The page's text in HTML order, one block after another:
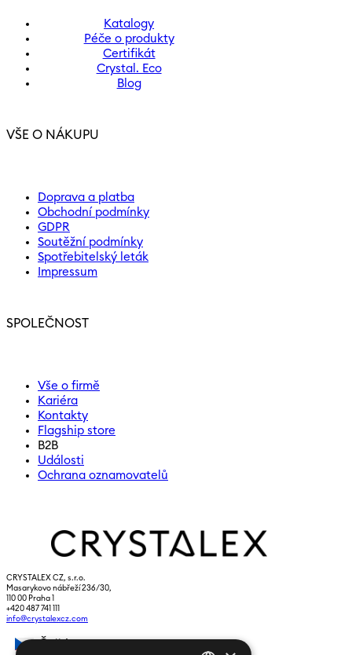
Katalogy
Péče o produkty
Certifikát
Crystal. Eco
Blog
VŠE O NÁKUPU
Doprava a platba
Obchodní podmínky
GDPR
Soutěžní podmínky
Spotřebitelský leták
Impressum
SPOLEČNOST
Vše o firmě
Kariéra
Kontakty
Flagship store
B2B
Události
Ochrana oznamovatelů
CRYSTALEX CZ, s.r.o.
Masarykovo nábřeží 236/30,
110 00 Praha 1
+420 487 741 111
info@crystalexcz.com